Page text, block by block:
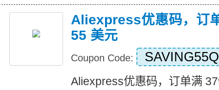
Aliexpress优惠码，订
55 美元
Coupon Code: SAVING55Q
Aliexpress优惠码，订单满